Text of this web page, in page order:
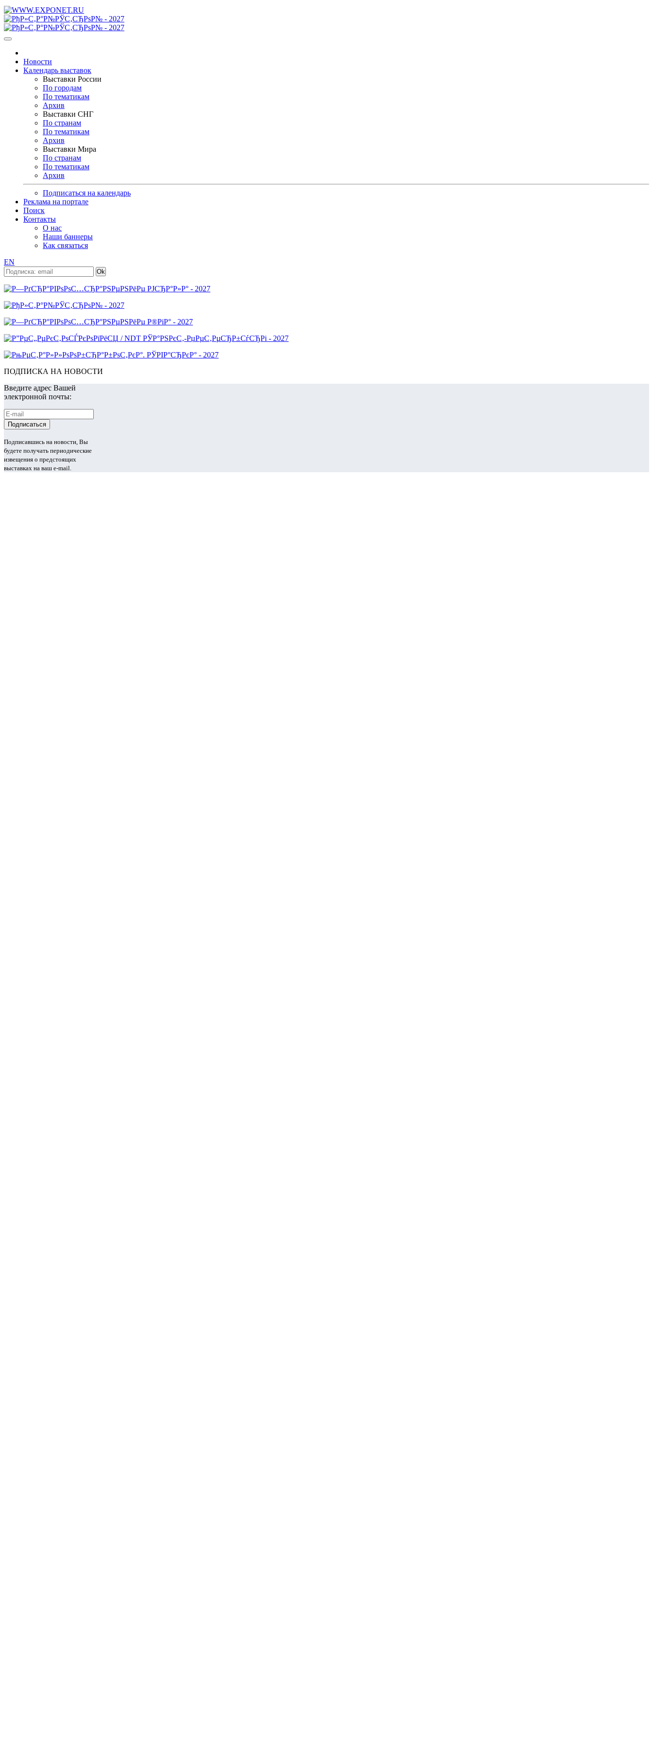
Новости
Календарь выставок
Выставки России
По городам
По тематикам
Архив
Выставки СНГ
По странам
По тематикам
Архив
Выставки Мира
По странам
По тематикам
Архив
Подписаться на календарь
Реклама на портале
Поиск
Контакты
О нас
Наши баннеры
Как связаться
EN
ПОДПИСКА НА НОВОСТИ
Введите адрес Вашей
электронной почты:
Подписавшись на новости, Вы
будете получать периодические
извещения о предстоящих
выставках на ваш e-mail.